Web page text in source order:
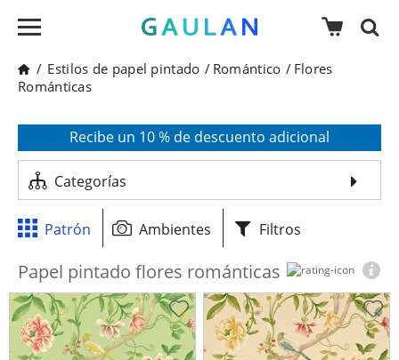
/ Estilos de papel pintado / Romántico / Flores
Románticas
Recibe un 10 % de descuento adicional
Categorías
Patrón Ambientes Filtros
Papel pintado flores románticas